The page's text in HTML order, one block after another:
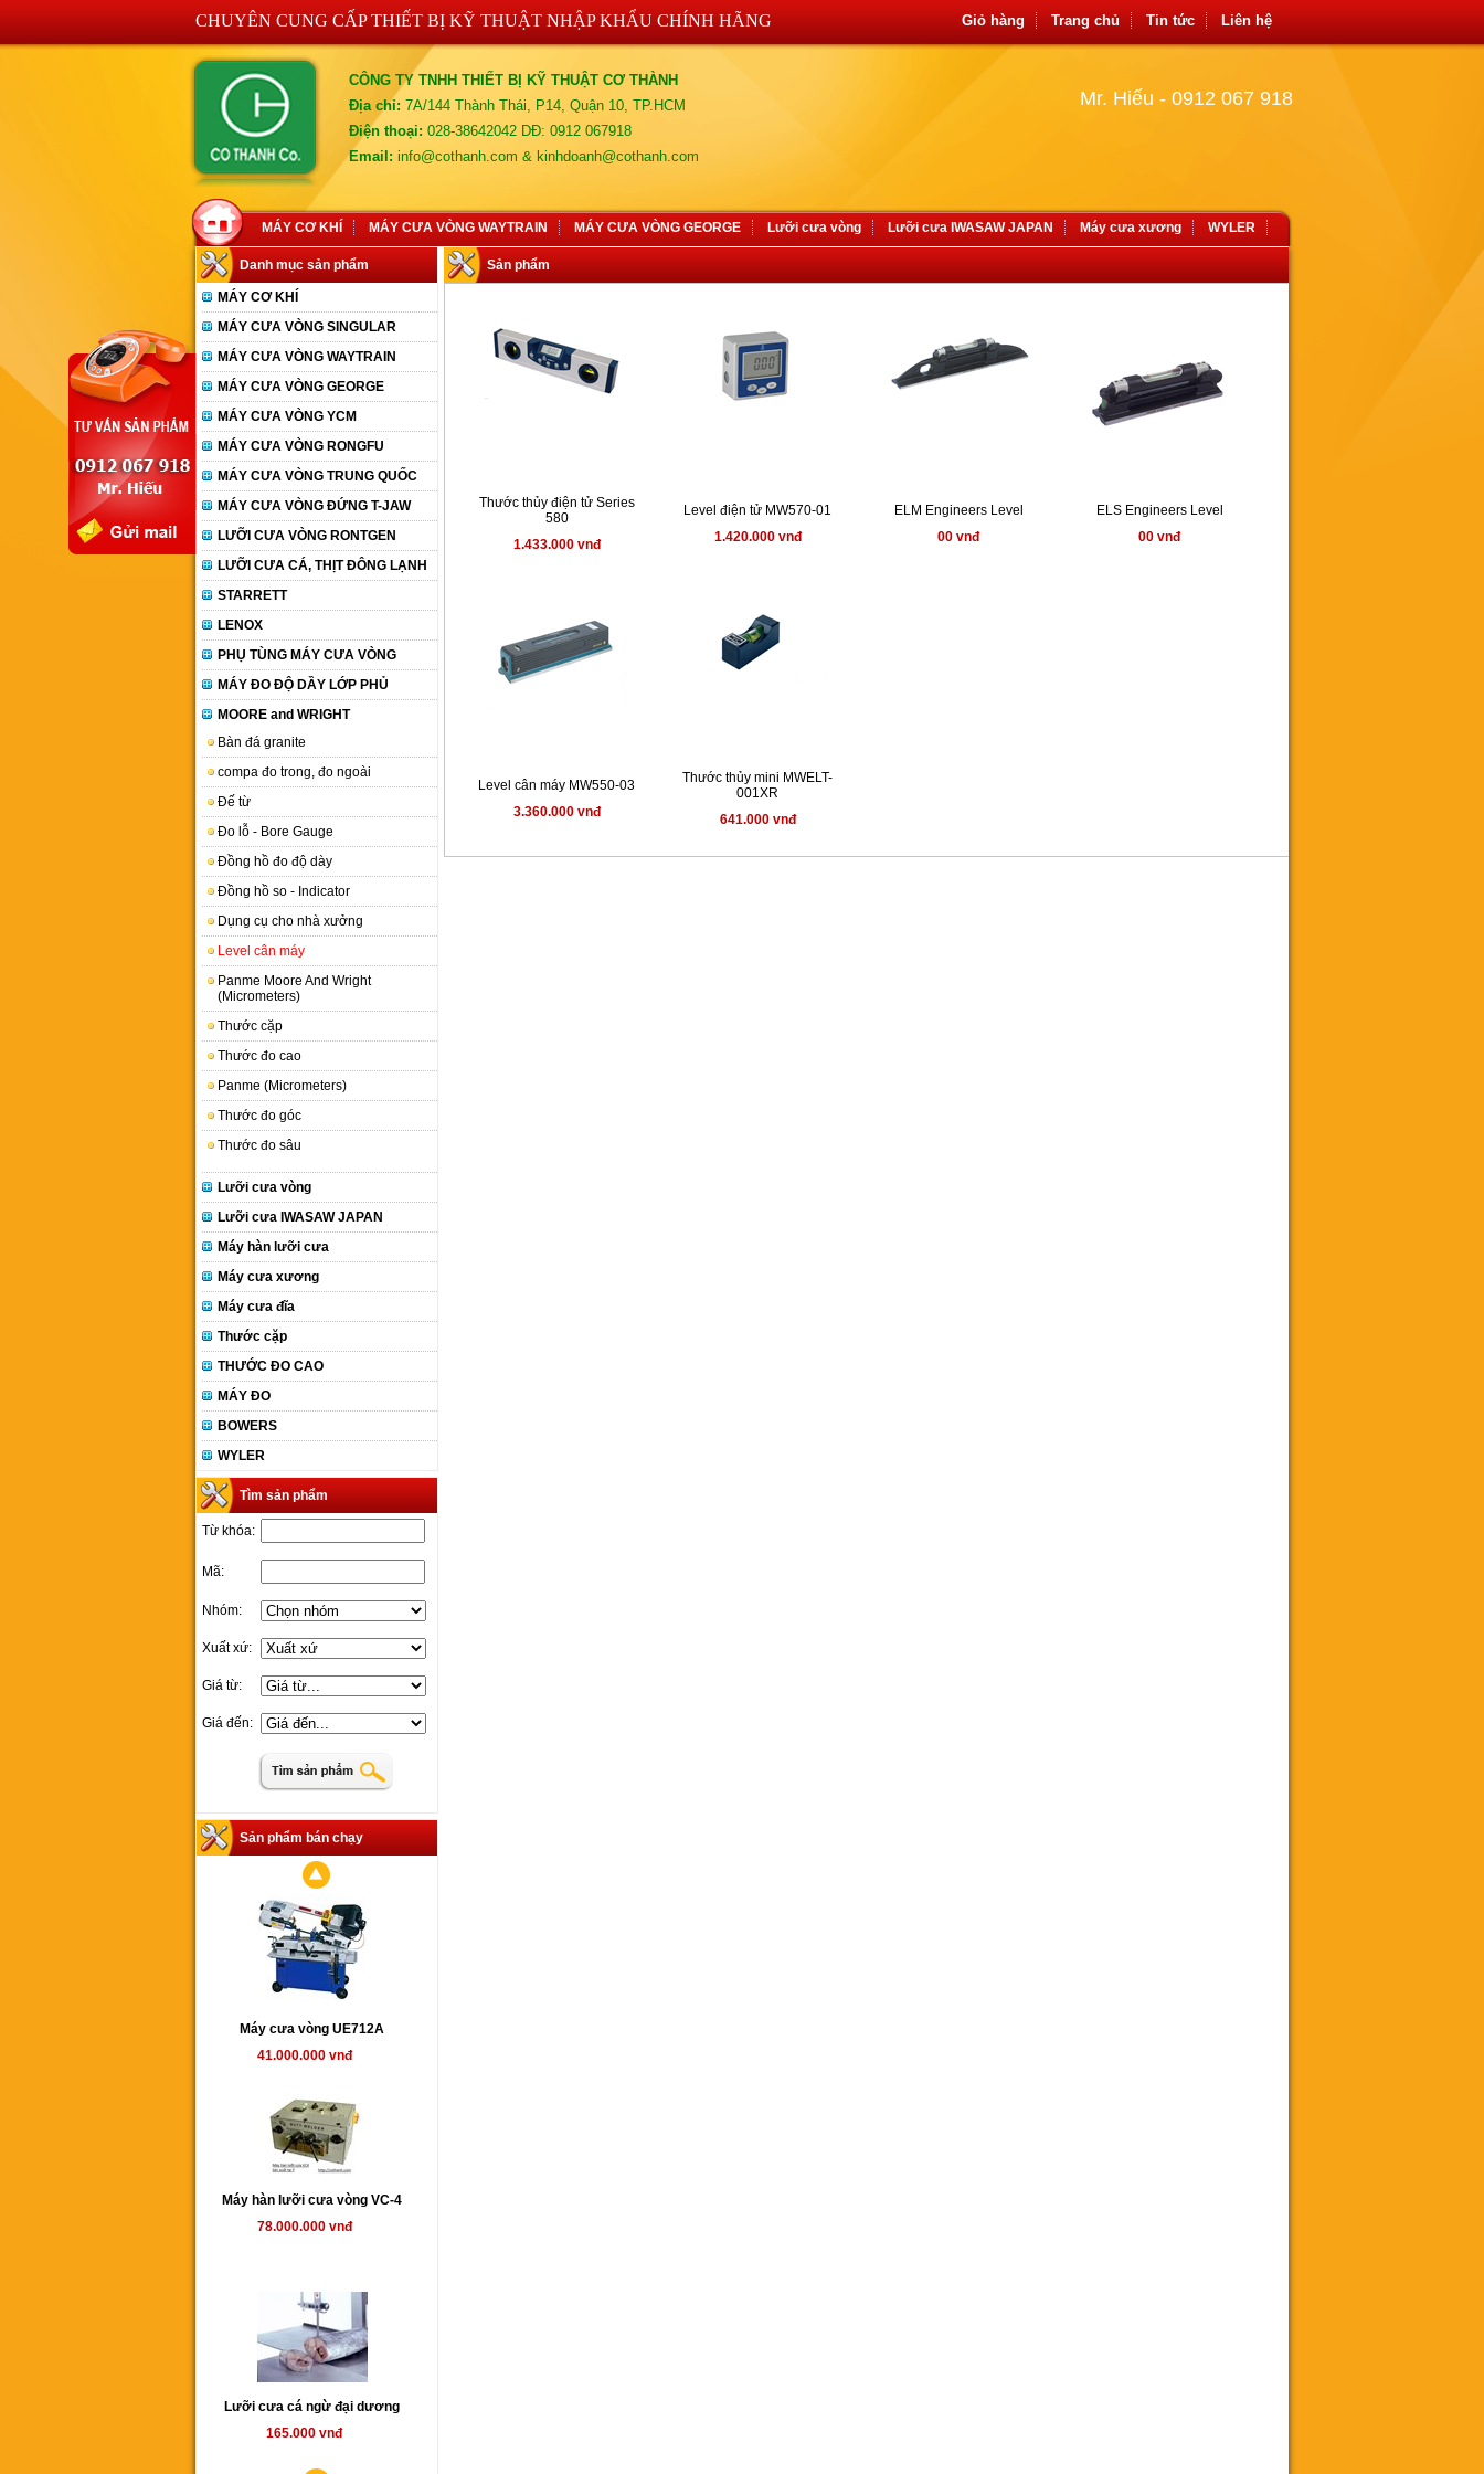
CHUYÊN CUNG CẤP THIẾT BỊ KỸ THUẬT NHẬP KHẨU CHÍNH HÃNG Giỏ hàng Trang chủ Tin tức Liên hệ
CÔNG TY TNHH THIẾT BỊ KỸ THUẬT CƠ THÀNH
Địa chỉ: 7A/144 Thành Thái, P14, Quận 10, TP.HCM
Điện thoại: 028-38642042 DĐ: 0912 067918
Email: info@cothanh.com & kinhdoanh@cothanh.com
Mr. Hiếu - 0912 067 918
MÁY CƠ KHÍ MÁY CƯA VÒNG WAYTRAIN MÁY CƯA VÒNG GEORGE Lưỡi cưa vòng Lưỡi cưa IWASAW JAPAN Máy cưa xương WYLER
Danh mục sản phẩm
MÁY CƠ KHÍ
MÁY CƯA VÒNG SINGULAR
MÁY CƯA VÒNG WAYTRAIN
MÁY CƯA VÒNG GEORGE
MÁY CƯA VÒNG YCM
MÁY CƯA VÒNG RONGFU
MÁY CƯA VÒNG TRUNG QUỐC
MÁY CƯA VÒNG ĐỨNG T-JAW
LƯỠI CƯA VÒNG RONTGEN
LƯỠI CƯA CÁ, THỊT ĐÔNG LẠNH
STARRETT
LENOX
PHỤ TÙNG MÁY CƯA VÒNG
MÁY ĐO ĐỘ DẦY LỚP PHỦ
MOORE and WRIGHT
Bàn đá granite
compa đo trong, đo ngoài
Đế từ
Đo lỗ - Bore Gauge
Đồng hồ đo độ dày
Đồng hồ so - Indicator
Dụng cụ cho nhà xưởng
Level cân máy
Panme Moore And Wright
(Micrometers)
Thước cặp
Thước đo cao
Panme (Micrometers)
Thước đo góc
Thước đo sâu
Lưỡi cưa vòng
Lưỡi cưa IWASAW JAPAN
Máy hàn lưỡi cưa
Máy cưa xương
Máy cưa đĩa
Thước cặp
THƯỚC ĐO CAO
MÁY ĐO
BOWERS
WYLER
Tìm sản phẩm
Từ khóa:
Mã:
Nhóm:
Xuất xứ:
Giá từ:
Giá đến:
Sản phẩm bán chạy
Máy cưa vòng UE712A
41.000.000 vnđ
Máy hàn lưỡi cưa vòng VC-4
78.000.000 vnđ
Lưỡi cưa cá ngừ đại dương
165.000 vnđ
Sản phẩm
Thước thủy điện tử Series
580
1.433.000 vnđ
Level điện tử MW570-01
1.420.000 vnđ
ELM Engineers Level
00 vnđ
ELS Engineers Level
00 vnđ
Level cân máy MW550-03
3.360.000 vnđ
Thước thủy mini MWELT-
001XR
641.000 vnđ